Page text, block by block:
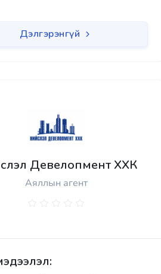
Дэлгэрэнгүй
Девелопмент ХХК
Аяллын агент